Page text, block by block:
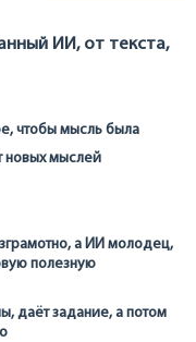
ИИ, от текста,
чтобы мысль была
новых мыслей
а ИИ молодец,
полезную
даёт задание, а потом